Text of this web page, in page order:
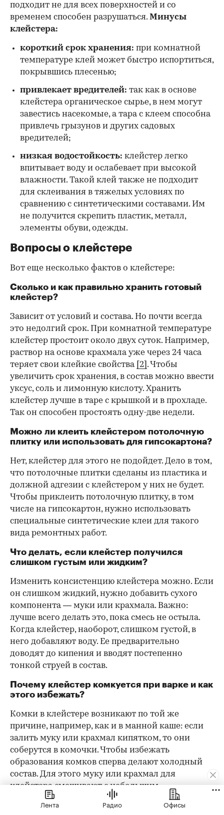
подходит не для всех поверхностей и со
временем способен разрушаться. Минусы
клейстера:
короткий срок хранения: при комнатной
температуре клей может быстро испортиться,
покрывшись плесенью;
привлекает вредителей: так как в основе
клейстера органическое сырье, в нем могут
завестись насекомые, а тара с клеем способна
привлечь грызунов и других садовых
вредителей;
низкая водостойкость: клейстер легко
впитывает воду и ослабевает при высокой
влажности. Такой клей также не подходит
для склеивания в тяжелых условиях по
сравнению с синтетическими составами. Им
не получится скрепить пластик, металл,
элементы обуви, одежды.
Вопросы о клейстере
Вот еще несколько фактов о клейстере:
Сколько и как правильно хранить готовый
клейстер?
Зависит от условий и состава. Но почти всегда
это недолгий срок. При комнатной температуре
клейстер простоит около двух суток. Например,
раствор на основе крахмала уже через 24 часа
теряет свои клейкие свойства [2] . Чтобы
увеличить срок хранения, в состав можно ввести
уксус, соль и лимонную кислоту. Хранить
клейстер лучше в таре с крышкой и в прохладе.
Так он способен простоять одну-две недели.
Можно ли клеить клейстером потолочную
плитку или использовать для гипсокартона?
Нет, клейстер для этого не подойдет. Дело в том,
что потолочные плитки сделаны из пластика и
должной адгезии с клейстером у них не будет.
Чтобы приклеить потолочную плитку, в том
числе на гипсокартон, нужно использовать
специальные синтетические клеи для такого
вида ремонтных работ.
Что делать, если клейстер получился
слишком густым или жидким?
Изменить консистенцию клейстера можно. Если
он слишком жидкий, нужно добавить сухого
компонента — муки или крахмала. Важно:
лучше всего делать это, пока смесь не остыла.
Когда клейстер, наоборот, слишком густой, в
него добавляют воду. Ее предварительно
доводят до кипения и вводят постепенно
тонкой струей в состав.
Почему клейстер комкуется при варке и как
этого избежать?
Комки в клейстере возникают по той же
причине, например, как и в манной каше: если
залить муку или крахмал кипятком, то они
соберутся в комочки. Чтобы избежать
образования комков сперва делают холодный
состав. Для этого муку или крахмал для
клейстера смешивают с небольшим
количеством холодной воды, хорошо
размешивают, а после вводят в эту смесь уже
Лента Радио Офисы